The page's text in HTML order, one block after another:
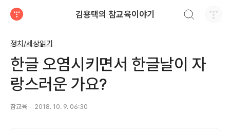
김용택의 참교육이야기
정치/세상읽기
한글 오염시키면서 한글날이 자
랑스러운 가요?
참교육 2018. 10. 9. 06:30